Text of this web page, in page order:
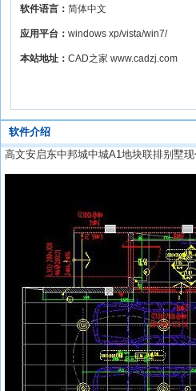
软件语言： 简体中文
应用平台： windows xp/vista/win7/
本站地址： CAD之家 www.cadzj.com
软件介绍
高文安启东中邦城中城A1地块联排别墅